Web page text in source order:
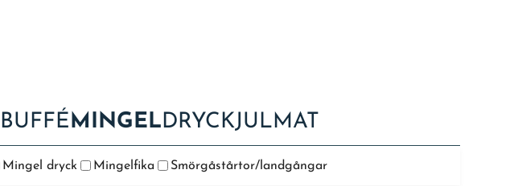
JULMAT
DRYCK
MINGEL
BUFFÉ
Mingel dryck Mingelfika Smörgåstårtor/landgångar